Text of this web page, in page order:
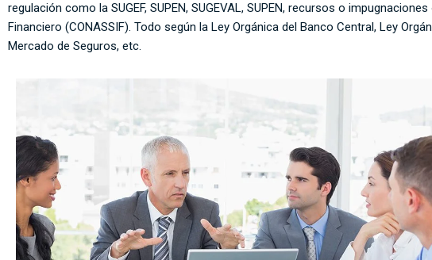
regulación como la SUGEF, SUPEN, SUGEVAL, SUPEN, recursos o
Financiero (CONASSIF). Todo según la Ley Orgánica del Banco Central, Ley
Mercado de Seguros, etc.